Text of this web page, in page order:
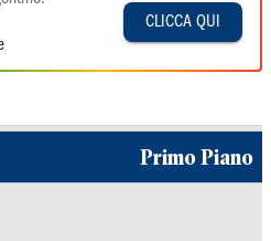
CLICCA QUI
Primo Piano